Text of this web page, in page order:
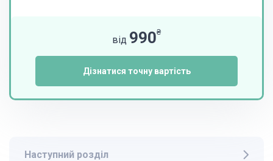
від 990₴
Дізнатися точну вартість
Наступний розділ